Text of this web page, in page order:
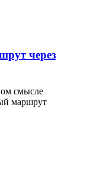
через
смысле
маршрут